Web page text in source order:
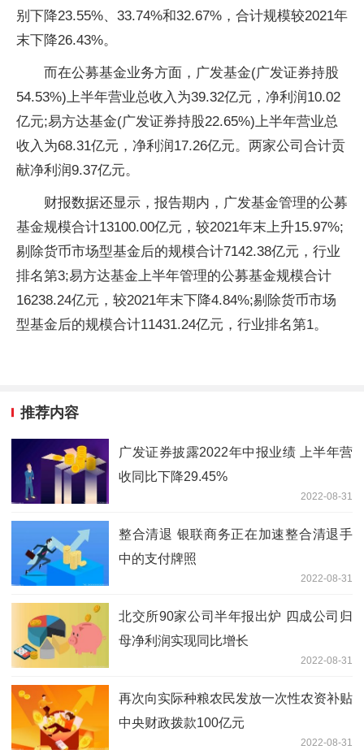
别下降23.55%、33.74%和32.67%，合计规模较2021年
末下降26.43%。
而在公募基金业务方面，广发基金(广发证券持股
54.53%)上半年营业总收入为39.32亿元，净利润10.02
亿元;易方达基金(广发证券持股22.65%)上半年营业总
收入为68.31亿元，净利润17.26亿元。两家公司合计贡
献净利润9.37亿元。
财报数据还显示，报告期内，广发基金管理的公募
基金规模合计13100.00亿元，较2021年末上升15.97%;
剔除货币市场型基金后的规模合计7142.38亿元，行业
排名第3;易方达基金上半年管理的公募基金规模合计
16238.24亿元，较2021年末下降4.84%;剔除货币市场
型基金后的规模合计11431.24亿元，行业排名第1。
推荐内容
广发证券披露2022年中报业绩 上半年营
收同比下降29.45%
2022-08-31
整合清退 银联商务正在加速整合清退手
中的支付牌照
2022-08-31
北交所90家公司半年报出炉 四成公司归
母净利润实现同比增长
2022-08-31
再次向实际种粮农民发放一次性农资补贴
中央财政拨款100亿元
2022-08-31